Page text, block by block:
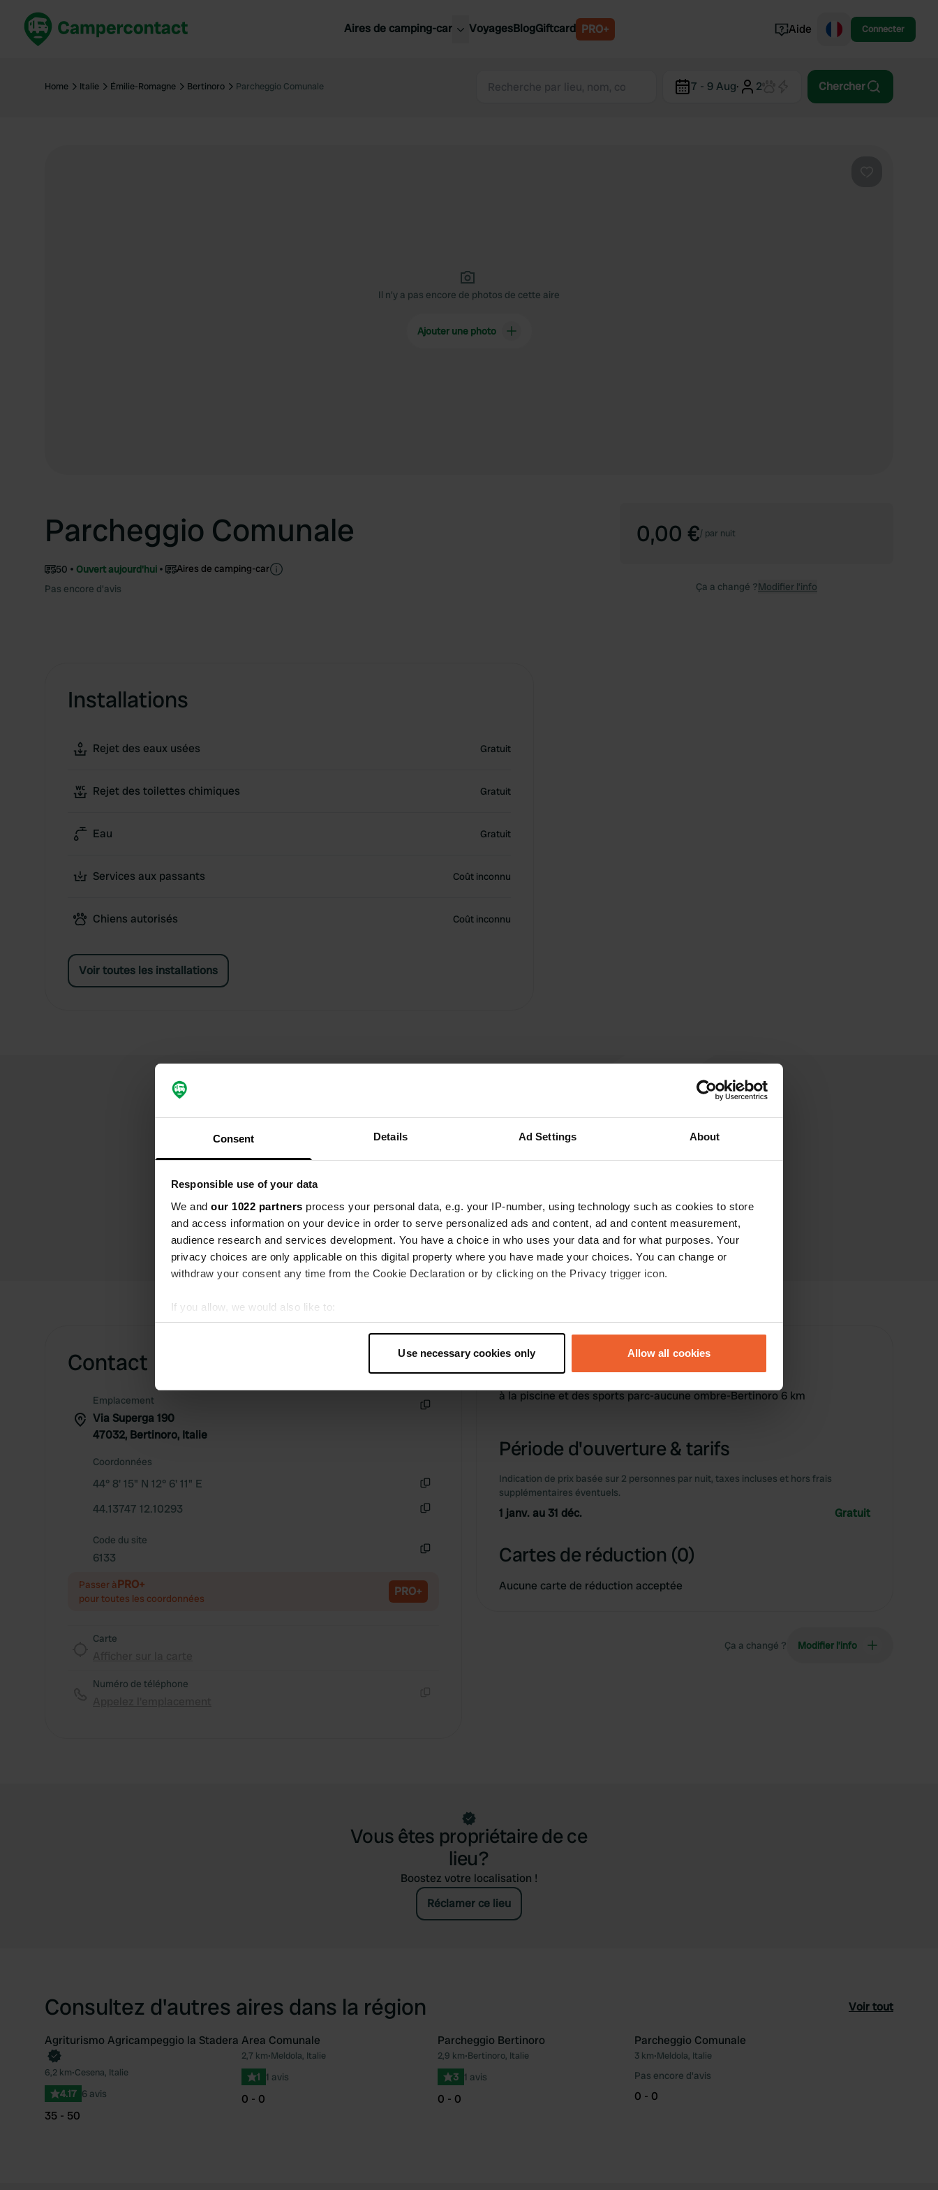
Consent Details Ad Settings About
Responsible use of your data
We and our 1022 partners process your personal data, e.g. your IP-number, using technology such as cookies to store
and access information on your device in order to serve personalized ads and content, ad and content measurement,
audience research and services development. You have a choice in who uses your data and for what purposes. Your
privacy choices are only applicable on this digital property where you have made your choices. You can change or
withdraw your consent any time from the Cookie Declaration or by clicking on the Privacy trigger icon.
If you allow, we would also like to:
Collect information about your geographical location which can be accurate to within several meters
Find out more about how your personal data is processed and set your preferences in the
We use cookies to personalise content and ads, to provide social media features and to analyse our traffic. We also share
information about your use of our site with our social media, advertising and analytics partners who may combine it with
other information that you’ve provided to them or that they’ve collected from your use of their services.
Use necessary cookies only Allow all cookies
Aires de camping-car
France
France
Slovénie
VoyagesBlogGiftcard PRO+ Aide Connecter
Home Italie Émilie-Romagne Bertinoro Parcheggio Comunale 7 - 9 Aug· 2 Chercher
Il n'y a pas encore de photos de cette aire
Ajouter une photo
Parcheggio Comunale
50 Ouvert aujourd'hui
Aires de camping-car
Pas encore d'avis
Installations
Rejet des eaux usées Gratuit
Rejet des toilettes chimiques Gratuit
Eau Gratuit
Services aux passants Coût inconnu
Chiens autorisés Coût inconnu
Voir toutes les installations
0,00 €/ par nuit
Ça a changé ?Modifier l’info
Ajouter un avis
Contact
Emplacement
Via Superga 190
47032, Bertinoro, Italie
Coordonnées
44° 8' 15" N 12° 6' 11" E
44.13747 12.10293
Code du site
6133
Passer àPRO+
pour toutes les coordonnées PRO+
Carte
Numéro de téléphone
Information
à la piscine et des sports parc-aucune ombre-Bertinoro 6 km
Période d'ouverture & tarifs
Indication de prix basée sur 2 personnes par nuit, taxes incluses et hors frais
supplémentaires éventuels.
1 janv. au 31 déc. Gratuit
Cartes de réduction (0)
Aucune carte de réduction acceptée
Ça a changé ? Modifier l’info
Vous êtes propriétaire de ce
lieu?
Boostez votre localisation !
Réclamer ce lieu
Consultez d'autres aires dans la région Voir tout
Préféré
Reserve maintenant
Agriturismo Agricampeggio la Stadera
6,2 km•Cesena, Italie
4.17 6 avis
35 - 50
Préféré
Area Comunale
2,7 km•Meldola, Italie
1 1 avis
0 - 0
Préféré
Parcheggio Bertinoro
2,9 km•Bertinoro, Italie
3 1 avis
0 - 0
Parcheggio Comunale
3 km•Meldola, Italie
Pas encore d'avis
0 - 0